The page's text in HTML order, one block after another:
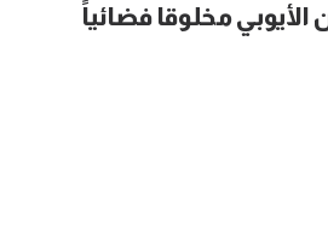
مخلوقا فضائياً